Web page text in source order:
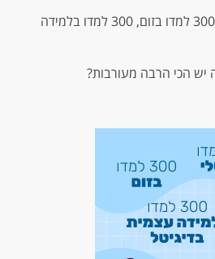
300 איש למדו פרונטלי, 300 למדו בזום, 300 למדו בלמידה
יש הכי הרבה מעורבות?